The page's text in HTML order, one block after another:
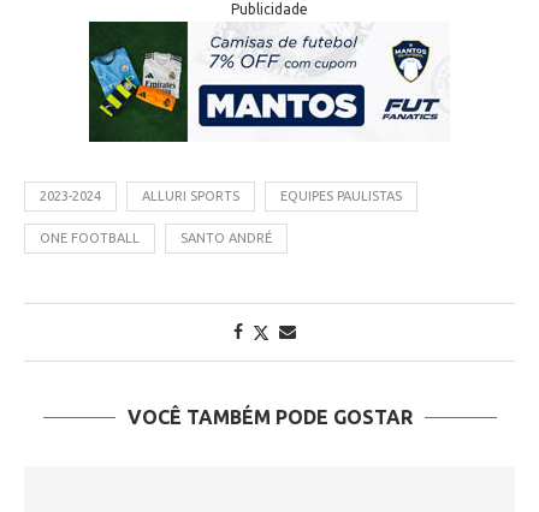
Publicidade
2023-2024 ALLURI SPORTS EQUIPES PAULISTAS
ONE FOOTBALL SANTO ANDRÉ
VOCÊ TAMBÉM PODE GOSTAR